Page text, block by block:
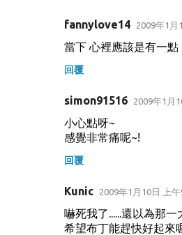
fannylove14 2009年1月
當下 心裡應該是有一點
回覆
simon91516 2009年1月
小心點呀~
感覺非常痛呢~!
回覆
Kunic 2009年1月10日 上午
嚇死我了......還以為那
希望布丁能趕快好起來